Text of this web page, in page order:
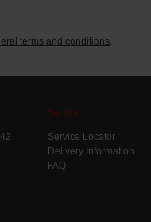
terms and conditions.
Service
Service Locator
Delivery Information
FAQ